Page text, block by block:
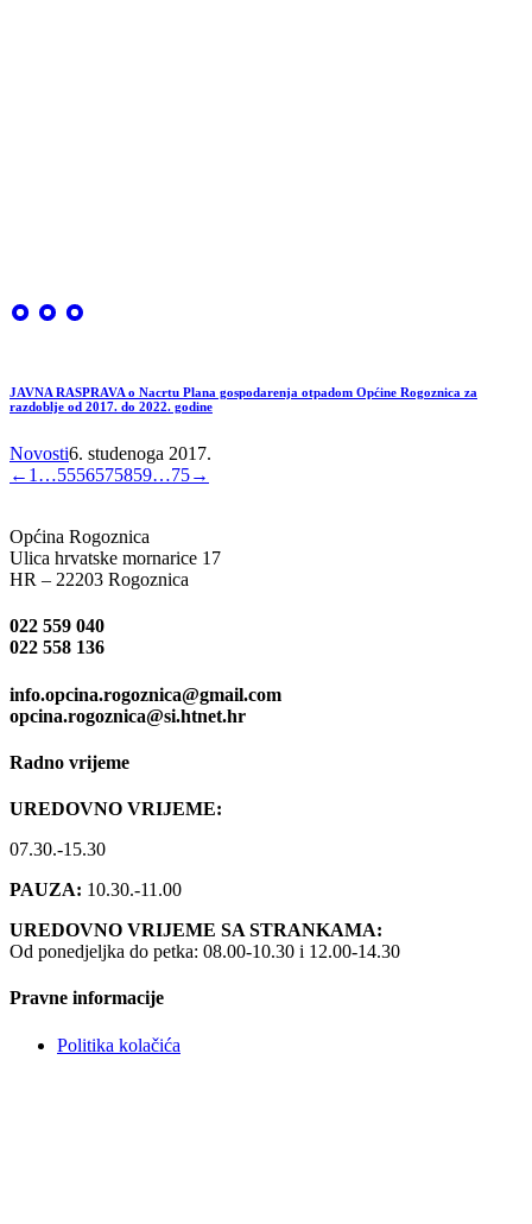
JAVNA RASPRAVA o Nacrtu Plana gospodarenja otpadom Općine Rogoznica za
razdoblje od 2017. do 2022. godine
Novosti6. studenoga 2017.
← 1 …5556575859…75→
Općina Rogoznica
Ulica hrvatske mornarice 17
HR – 22203 Rogoznica
022 559 040
022 558 136
info.opcina.rogoznica@gmail.com
opcina.rogoznica@si.htnet.hr
Radno vrijeme
UREDOVNO VRIJEME:
07.30.-15.30
PAUZA: 10.30.-11.00
UREDOVNO VRIJEME SA STRANKAMA:
Od ponedjeljka do petka: 08.00-10.30 i 12.00-14.30
Pravne informacije
Politika kolačića